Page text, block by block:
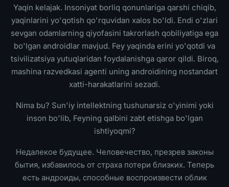
Yaqin kelajak. Insoniyat borliq qonunlariga qarshi chiqib,
yaqinlarini yo'qotish qo'rquvidan xalos bo'ldi. Endi o'zlari
sevgan odamlarning qiyofasini takrorlash qobiliyatiga ega
bo'lgan androidlar mavjud. Fey yaqinda erini yo'qotdi va
tsivilizatsiya yutuqlaridan foydalanishga qaror qildi. Biroq,
mashina razvedkasi agenti uning androidining nostandart
xatti-harakatlarini sezadi.
Nima bu? Sun'iy intellektning tushunarsiz o'yinimi yoki
inson bo'lib, Feyning qalbini zabt etishga bo'lgan
ishtiyoqmi?
Недалекое будущее. Человечество, презрев законы
бытия, избавилось от страха потери близких. Теперь
есть андроиды, способные воспроизвести облик